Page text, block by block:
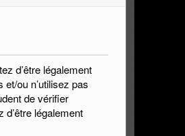
d’être légalement
ou n’utilisez pas
de vérifier
légalement